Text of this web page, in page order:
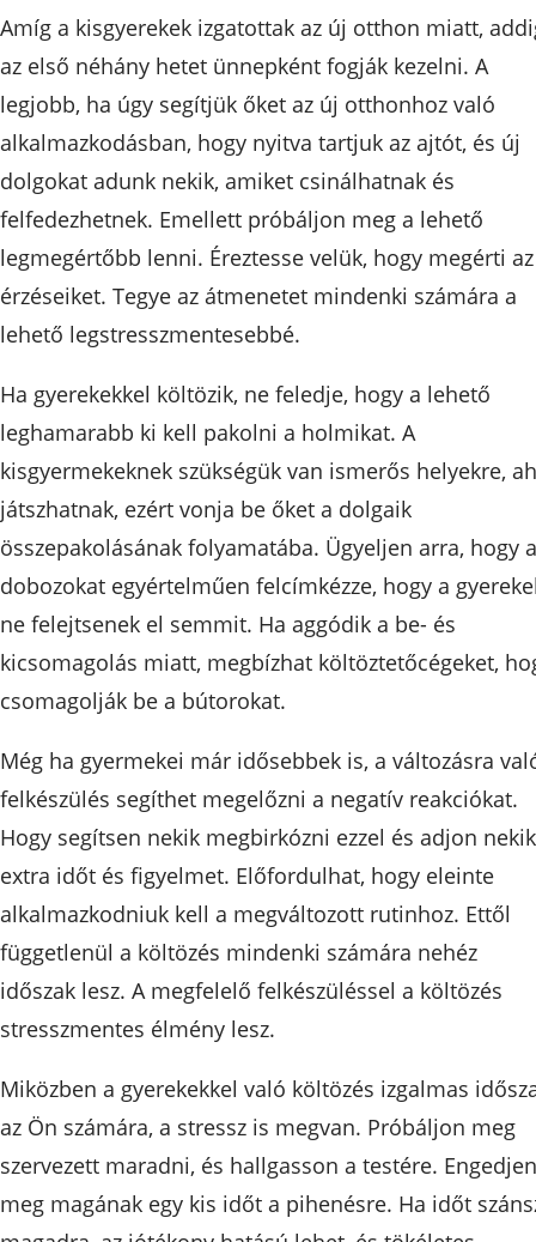
Amíg a kisgyerekek izgatottak az új otthon miatt,
az első néhány hetet ünnepként fogják kezelni. A
legjobb, ha úgy segítjük őket az új otthonhoz való
alkalmazkodásban, hogy nyitva tartjuk az ajtót, és új
dolgokat adunk nekik, amiket csinálhatnak és
felfedezhetnek. Emellett próbáljon meg a lehető
legmegértőbb lenni. Éreztesse velük, hogy megérti az
érzéseiket. Tegye az átmenetet mindenki számára a
lehető legstresszmentesebbé.
Ha gyerekekkel költözik, ne feledje, hogy a lehető
leghamarabb ki kell pakolni a holmikat. A
kisgyermekeknek szükségük van ismerős helyekre,
játszhatnak, ezért vonja be őket a dolgaik
összepakolásának folyamatába. Ügyeljen arra, hogy a
dobozokat egyértelműen felcímkézze, hogy a
ne felejtsenek el semmit. Ha aggódik a be- és
kicsomagolás miatt, megbízhat költöztetőcégeket,
csomagolják be a bútorokat.
Még ha gyermekei már idősebbek is, a változásra
felkészülés segíthet megelőzni a negatív reakciókat.
Hogy segítsen nekik megbirkózni ezzel és adjon nekik
extra időt és figyelmet. Előfordulhat, hogy eleinte
alkalmazkodniuk kell a megváltozott rutinhoz. Ettől
függetlenül a költözés mindenki számára nehéz
időszak lesz. A megfelelő felkészüléssel a költözés
stresszmentes élmény lesz.
Miközben a gyerekekkel való költözés izgalmas
az Ön számára, a stressz is megvan. Próbáljon meg
szervezett maradni, és hallgasson a testére. Engedjen
meg magának egy kis időt a pihenésre. Ha időt